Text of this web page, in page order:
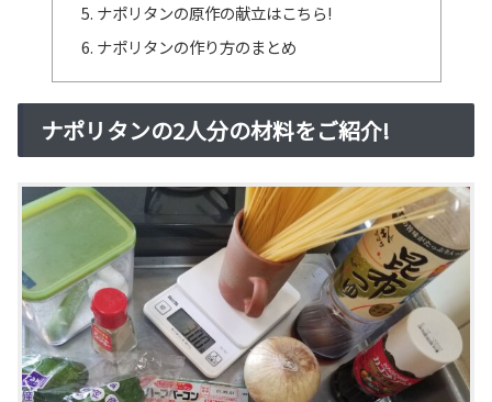
ナポリタンの原作の献立はこちら!
ナポリタンの作り方のまとめ
ナポリタンの2人分の材料をご紹介!